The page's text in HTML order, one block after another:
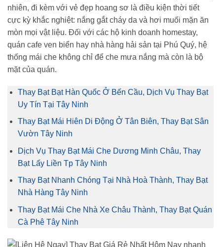
nhiên, đi kèm với vẻ đẹp hoang sơ là điều kiện thời tiết
cực kỳ khắc nghiệt: nắng gắt cháy da và hơi muối mặn ăn
mòn mọi vật liệu. Đối với các hộ kinh doanh homestay,
quán cafe ven biển hay nhà hàng hải sản tại Phú Quý, hệ
thống mái che không chỉ để che mưa nắng mà còn là bộ
mặt của quán.
Thay Bạt Bạt Hàn Quốc Ở Bến Cầu, Dịch Vụ Thay Bạt
Uy Tín Tại Tây Ninh
Thay Bạt Mái Hiên Di Động Ở Tân Biên, Thay Bạt Sân
Vườn Tây Ninh
Dịch Vụ Thay Bạt Mái Che Dương Minh Châu, Thay
Bạt Lấy Liền Tp Tây Ninh
Thay Bạt Nhanh Chóng Tại Nhà Hoà Thành, Thay Bạt
Nhà Hàng Tây Ninh
Thay Bạt Mái Che Nhà Xe Châu Thành, Thay Bạt Quán
Cà Phê Tây Ninh